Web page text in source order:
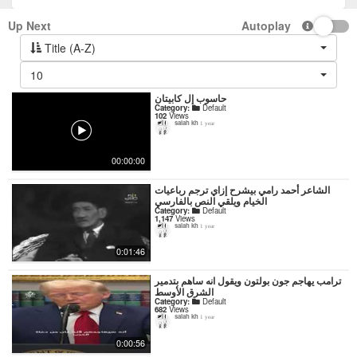
Up Next
Autoplay
Title (A-Z)
10
00:00:00
حاسوب إل كابيتان
Category: Default
102 Views
salah kh 1 year
0:01:46
‏الشاعر أحمد رامي بيشرح إزاي ترجم رباعيات
الخيام ويلقي النص بالفارسي
Category: Default
1,147Views
salah kh 1 year
0:00:56
ترامب يهاجم جون بولتون ويقول انه ساهم بتدمير
الشرق الأوسط
Category: Default
682 Views
salah kh 1 year